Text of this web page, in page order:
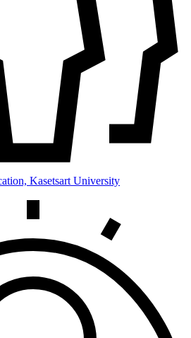
Kasetsart University